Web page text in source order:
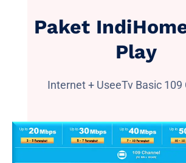
Paket
Play
Internet + UseeTv Basic 109